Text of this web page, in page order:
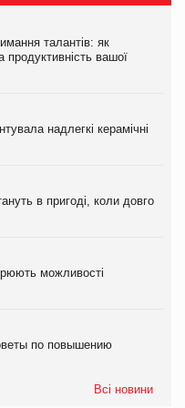
талантів: як
вашої
надлегкі керамічні
в пригоді, коли довго
можливості
по повышению
Всі новини